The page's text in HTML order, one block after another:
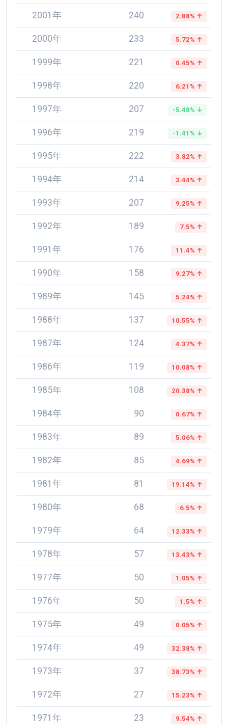
2001年 240 2.88% ↑
2000年 233 5.72% ↑
1999年 221 0.45% ↑
1998年 220 6.21% ↑
1997年 207 -5.48% ↓
1996年 219 -1.41% ↓
1995年 222 3.82% ↑
1994年 214 3.44% ↑
1993年 207 9.25% ↑
1992年 189 7.5% ↑
1991年 176 11.4% ↑
1990年 158 9.27% ↑
1989年 145 5.24% ↑
1988年 137 10.55% ↑
1987年 124 4.37% ↑
1986年 119 10.08% ↑
1985年 108 20.38% ↑
1984年 90 0.67% ↑
1983年 89 5.06% ↑
1982年 85 4.69% ↑
1981年 81 19.14% ↑
1980年 68 6.5% ↑
1979年 64 12.33% ↑
1978年 57 13.43% ↑
1977年 50 1.05% ↑
1976年 50 1.5% ↑
1975年 49 0.05% ↑
1974年 49 32.38% ↑
1973年 37 38.73% ↑
1972年 27 15.23% ↑
1971年 23 9.54% ↑